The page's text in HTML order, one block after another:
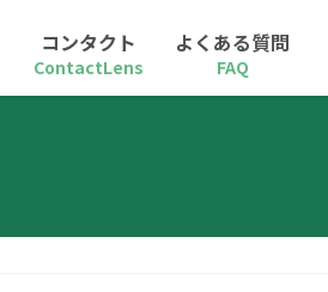
コンタクト
ContactLens
よくある質問
FAQ